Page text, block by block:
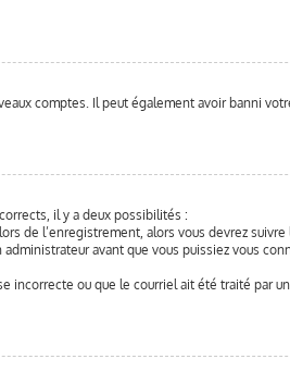
comptes. Il peut également avoir banni
il y a deux possibilités :
de l’enregistrement, alors vous devrez
avant que vous puissiez vous
incorrecte ou que le courriel ait été traité par